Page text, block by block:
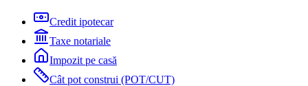
Credit ipotecar
Taxe notariale
Impozit pe casă
Cât pot construi (POT/CUT)